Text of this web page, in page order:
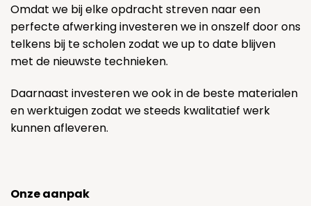
Omdat we bij elke opdracht streven naar een
perfecte afwerking investeren we in onszelf door ons
telkens bij te scholen zodat we up to date blijven
met de nieuwste technieken.
Daarnaast investeren we ook in de beste materialen
en werktuigen zodat we steeds kwalitatief werk
kunnen afleveren.
Onze aanpak